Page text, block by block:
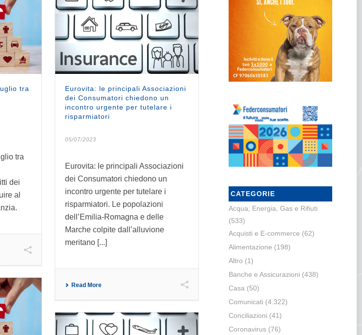
tra
tra
dei
al
Eurovita: le principali Associazioni
dei Consumatori chiedono un
incontro urgente per tutelare i
risparmiatori
05/07/2023
Eurovita: le principali Associazioni
dei Consumatori chiedono un
incontro urgente per tutelare i
risparmiatori. Le popolazioni
dell’Emilia-Romagna e delle
Marche colpite dall’alluvione
meritano [...]
Read More
CATEGORIE
Acqua, Energia, Gas e Rifiuti
(533)
Acquisti e E-commerce (62)
Alimentazione (198)
Altro (1)
Banche e Assicurazioni (438)
Casa (50)
Comunicati (4.322)
Conciliazioni (41)
Coronavirus(76)